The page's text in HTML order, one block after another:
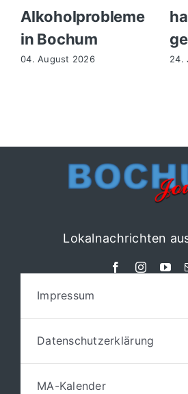
Alkoholprobleme
in Bochum
04. August 2026 24.
Lokalnachrichten
Impressum
Datenschutzerklärung
MA-Kalender